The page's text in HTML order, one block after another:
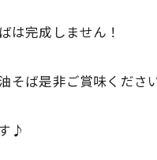
は完成しません！
そば是非ご賞味くださ
♪